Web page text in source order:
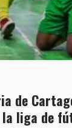
de
liga de